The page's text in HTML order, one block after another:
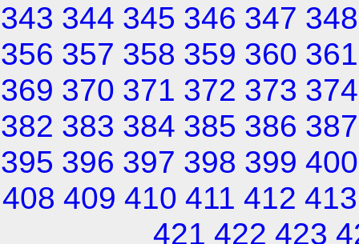
343 344 345 346 347 348
356 357 358 359 360 361
369 370 371 372 373 374
382 383 384 385 386 387
395 396 397 398 399 400
408 409 410 411 412 413
421 422 423